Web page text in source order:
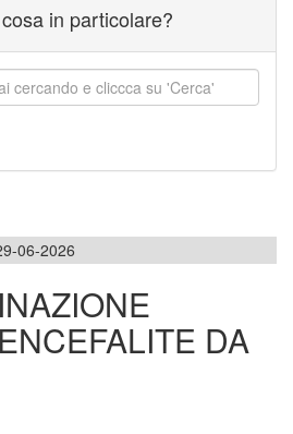
in particolare?
06-2026
DA